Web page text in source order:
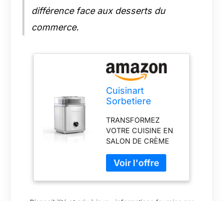
différence face aux desserts du
commerce.
Cuisinart
Sorbetiere
Yaourtière et
sorbetière -
Desserts maison
- Facile à utiliser
à la maison -
Prêt en 25
minutes -
TRANSFORMEZ
VOTRE CUISINE EN
SALON DE CRÈME
cours à votre
imagination avec
cette sorbetière.